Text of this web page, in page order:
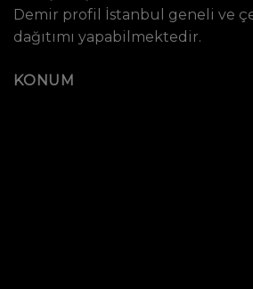
Demir profil İstanbul geneli ve
dağıtımı yapabilmektedir.
KONUM